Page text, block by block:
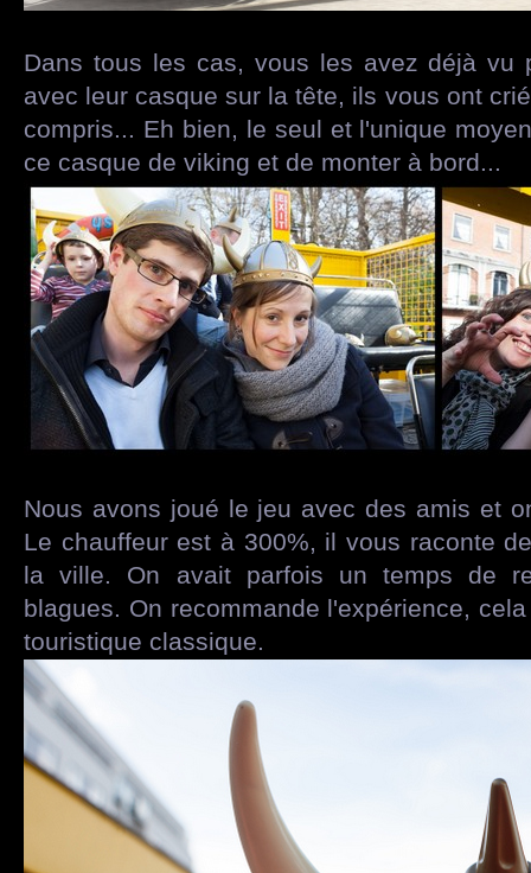
Dans tous les cas, vous les avez déjà vu
avec leur casque sur la tête, ils vous ont
compris... Eh bien, le seul et l'unique
ce casque de viking et de monter à bord...
Nous avons joué le jeu avec des amis et
Le chauffeur est à 300%, il vous raconte
la ville. On avait parfois un temps de
blagues. On recommande l'expérience,
touristique classique.